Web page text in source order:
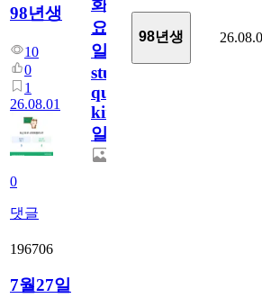
98년생
10
0
1
26.08.01
0
댓글
화
요
일/English
study
quiz
king770
일
98년생
196706
7월27일